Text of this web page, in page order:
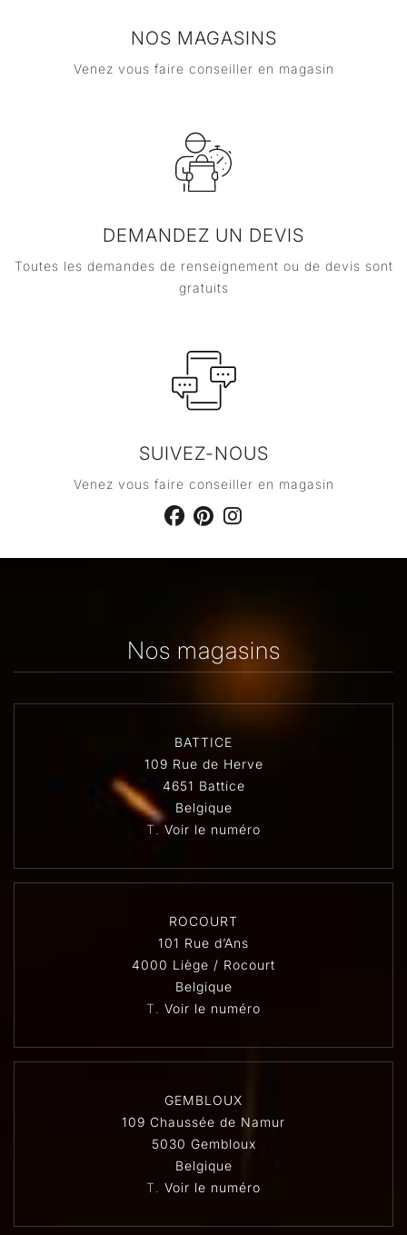
NOS MAGASINS
Venez vous faire conseiller en magasin
DEMANDEZ UN DEVIS
Toutes les demandes de renseignement ou de devis sont
gratuits
SUIVEZ-NOUS
Venez vous faire conseiller en magasin
Nos magasins
BATTICE
109 Rue de Herve
4651 Battice
Belgique
T. Voir le numéro
ROCOURT
101 Rue d’Ans
4000 Liège / Rocourt
Belgique
T. Voir le numéro
GEMBLOUX
109 Chaussée de Namur
5030 Gembloux
Belgique
T. Voir le numéro